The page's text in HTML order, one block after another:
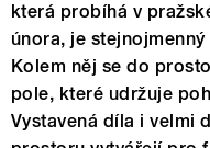
která probíhá v
února, je
Kolem něj se do
pole, které udržuje
Vystavená díla i velmi